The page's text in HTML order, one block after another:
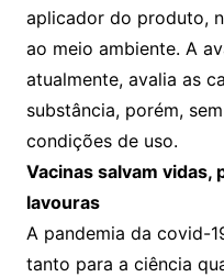
aplicador do produto,
ao meio ambiente. A
atualmente, avalia as
substância, porém,
condições de uso.
Vacinas salvam vidas,
lavouras
A pandemia da covid-
tanto para a ciência